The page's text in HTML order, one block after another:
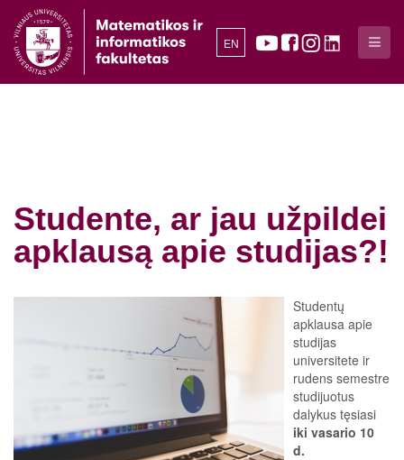
EN
Studente, ar jau užpildei
apklausą apie studijas?!
Studentų
apklausa apie
studijas
universitete ir
rudens semestre
studijuotus
dalykus tęsiasi
iki vasario 10
d.